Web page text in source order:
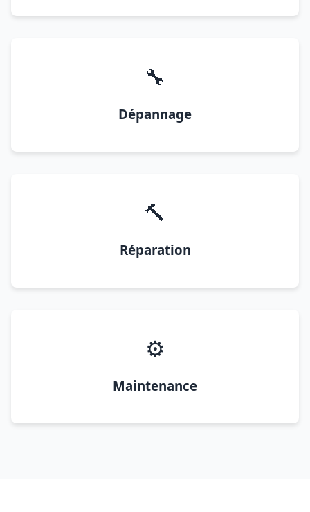
🔧
Dépannage
🔨
Réparation
⚙️
Maintenance